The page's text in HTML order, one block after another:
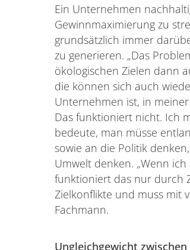
Ein Unternehmen
Gewinnmaximierung zu
grundsätzlich immer
zu generieren. „Das
ökologischen Zielen dann
die können sich auch
Unternehmen ist, in
Das funktioniert nicht. Ich
bedeute, man müsse
sowie an die Politik
Umwelt denken. „Wenn
funktioniert das nur durch
Zielkonflikte und muss mit
Fachmann.
Ungleichgewicht